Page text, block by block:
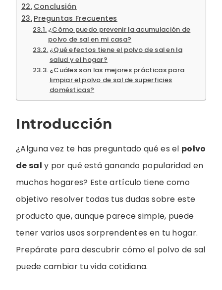
Conclusión
Preguntas Frecuentes
¿Cómo puedo prevenir la acumulación de
polvo de sal en mi casa?
¿Qué efectos tiene el polvo de sal en la
salud y el hogar?
¿Cuáles son las mejores prácticas para
limpiar el polvo de sal de superficies
domésticas?
Introducción
¿Alguna vez te has preguntado qué es el polvo
de sal y por qué está ganando popularidad en
muchos hogares? Este artículo tiene como
objetivo resolver todas tus dudas sobre este
producto que, aunque parece simple, puede
tener varios usos sorprendentes en tu hogar.
Prepárate para descubrir cómo el polvo de sal
puede cambiar tu vida cotidiana.